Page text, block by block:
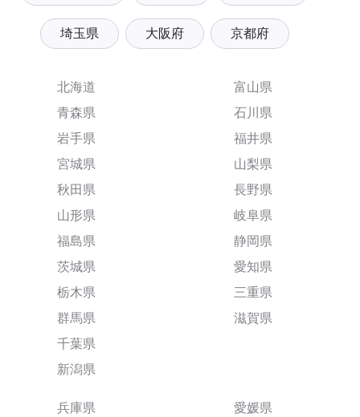
埼玉県 大阪府 京都府
北海道
青森県
岩手県
宮城県
秋田県
山形県
福島県
茨城県
栃木県
群馬県
千葉県
新潟県
富山県
石川県
福井県
山梨県
長野県
岐阜県
静岡県
愛知県
三重県
滋賀県
兵庫県
愛媛県